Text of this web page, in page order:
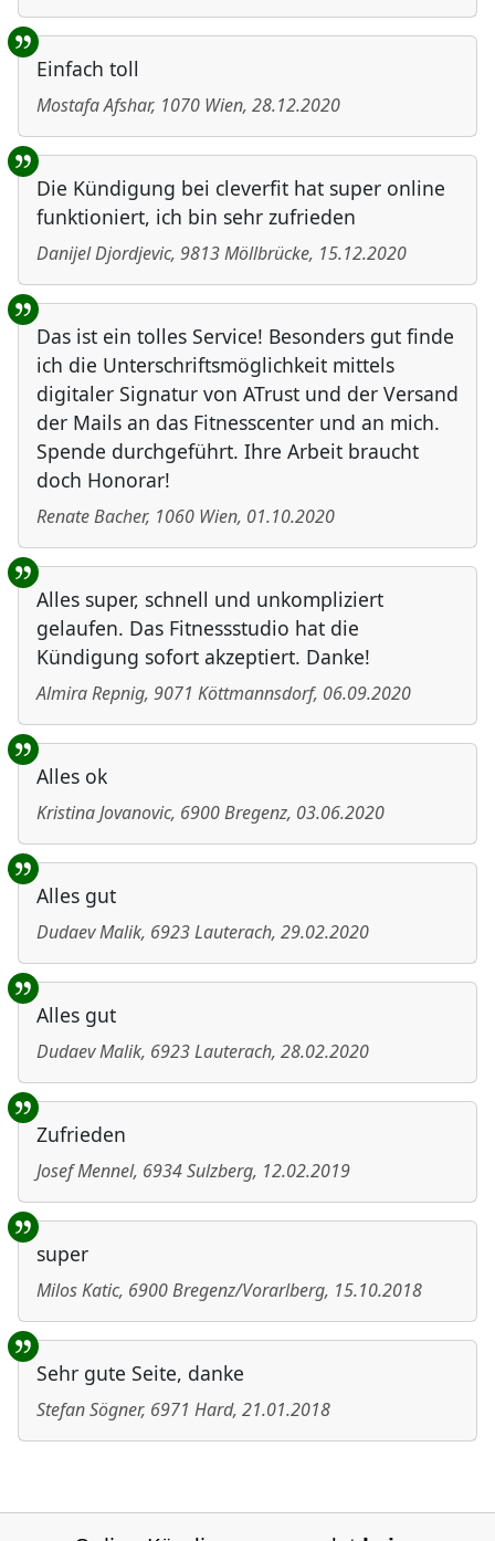
Einfach toll
Mostafa Afshar, 1070 Wien, 28.12.2020
Die Kündigung bei cleverfit hat super online
funktioniert, ich bin sehr zufrieden
Danijel Djordjevic, 9813Möllbrücke, 15.12.2020
Das ist ein tolles Service! Besonders gut finde
ich die Unterschriftsmöglichkeit mittels
digitaler Signatur von ATrust und der Versand
der Mails an das Fitnesscenter und an mich.
Spende durchgeführt. Ihre Arbeit braucht
doch Honorar!
Renate Bacher, 1060 Wien, 01.10.2020
Alles super, schnell und unkompliziert
gelaufen. Das Fitnessstudio hat die
Kündigung sofort akzeptiert. Danke!
Almira Repnig, 9071 Köttmannsdorf, 06.09.2020
Alles ok
Kristina Jovanovic, 6900Bregenz, 03.06.2020
Alles gut
Dudaev Malik, 6923Lauterach, 29.02.2020
Alles gut
Dudaev Malik, 6923Lauterach, 28.02.2020
Zufrieden
Josef Mennel, 6934Sulzberg, 12.02.2019
super
Milos Katic, 6900Bregenz/Vorarlberg, 15.10.2018
Sehr gute Seite, danke
Stefan Sögner, 6971 Hard, 21.01.2018